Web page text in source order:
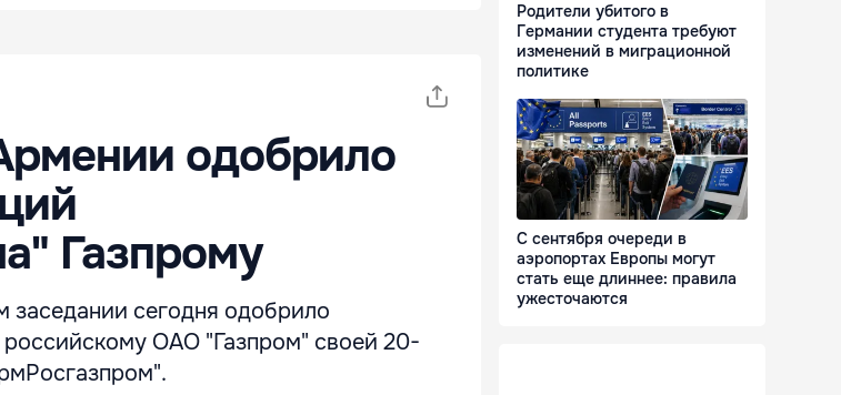
одобрило
Газпрому
заседании сегодня одобрило
ОАО "Газпром" своей 20-
Родители убитого в
Германии студента требуют
изменений в миграционной
политике
С сентября очереди в
аэропортах Европы могут
стать еще длиннее: правила
ужесточаются